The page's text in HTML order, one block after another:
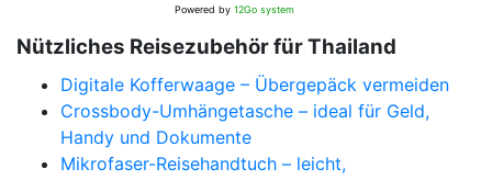
Powered by 12Go system
Nützliches Reisezubehör für Thailand
Digitale Kofferwaage – Übergepäck vermeiden
Crossbody-Umhängetasche – ideal für Geld,
Handy und Dokumente
Mikrofaser-Reisehandtuch – leicht,